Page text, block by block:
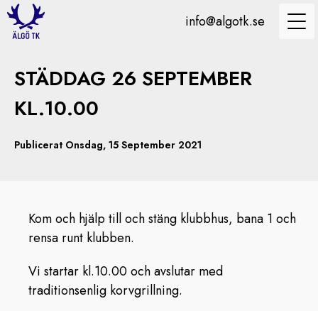
info@algotk.se
STÄDDAG 26 SEPTEMBER
KL.10.00
Publicerat Onsdag, 15 September 2021
Kom och hjälp till och stäng klubbhus, bana 1 och
rensa runt klubben.
Vi startar kl.10.00 och avslutar med
traditionsenlig korvgrillning.